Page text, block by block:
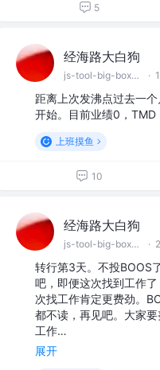
5
经海路大白狗
js-tool-big-box工具库开发者；简历优化师 ·
距离上次发沸点过去一
开始。目前业绩0，TMD
上班摸鱼
10
经海路大白狗
js-tool-big-box工具库开发者；简历优化师 ·
转行第3天。不投BOOS
吧，即便这次找到工作
次找工作肯定更费劲。
都不读，再见吧。大家
工作…
展开